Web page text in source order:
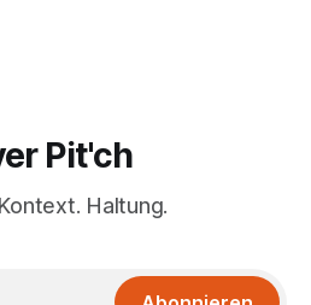
Pit'ch
Haltung.